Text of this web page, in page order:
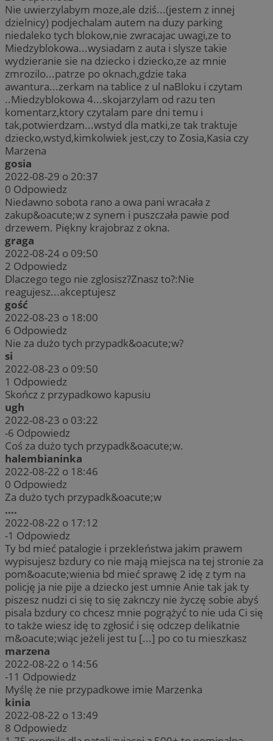
Nie uwierzylabym moze,ale dziś...(jestem z innej
dzielnicy) podjechalam autem na duzy parking
niedaleko tych blokow,nie zwracajac uwagi,ze to
Miedzyblokowa...wysiadam z auta i slysze takie
wydzieranie sie na dziecko i dziecko,ze az mnie
zmrozilo...patrze po oknach,gdzie taka
awantura...zerkam na tablice z ul naBloku i czytam
..Miedzyblokowa 4...skojarzylam od razu ten
komentarz,ktory czytalam pare dni temu i
tak,potwierdzam...wstyd dla matki,ze tak traktuje
dziecko,wstyd,kimkolwiek jest,czy to Zosia,Kasia czy
Marzena
gosia
2022-08-29 o 20:37
0 Odpowiedz
Niedawno sobota rano a owa pani wracała z
zakup&oacute;w z synem i puszczała pawie pod
drzewem. Piękny krajobraz z okna.
graga
2022-08-24 o 09:50
2 Odpowiedz
Dlaczego tego nie zglosisz?Znasz to?:Nie
reagujesz...akceptujesz
gość
2022-08-23 o 18:00
6 Odpowiedz
Nie za dużo tych przypadk&oacute;w?
si
2022-08-23 o 09:50
1 Odpowiedz
Skończ z przypadkowo kapusiu
ugh
2022-08-23 o 03:22
-6 Odpowiedz
Coś za dużo tych przypadk&oacute;w.
halembianinka
2022-08-22 o 18:46
0 Odpowiedz
Za dużo tych przypadk&oacute;w
....
2022-08-22 o 17:12
-1 Odpowiedz
Ty bd mieć patalogie i przekleństwa jakim prawem
wypisujesz bzdury co nie mają miejsca na tej stronie za
pom&oacute;wienia bd mieć sprawę 2 idę z tym na
policję ja nie pije a dziecko jest umnie Anie tak jak ty
piszesz nudzi ci się to się zaknczy nie życzę sobie abyś
pisala bzdury co chcesz mnie pogrążyć to nie uda Ci się
to także wiesz idę to zgłosić i się odczep delikatnie
m&oacute;wiąc jeżeli jest tu [...] po co tu mieszkasz
marzena
2022-08-22 o 14:56
-11 Odpowiedz
Myślę że nie przypadkowe imie Marzenka
kinia
2022-08-22 o 13:49
8 Odpowiedz